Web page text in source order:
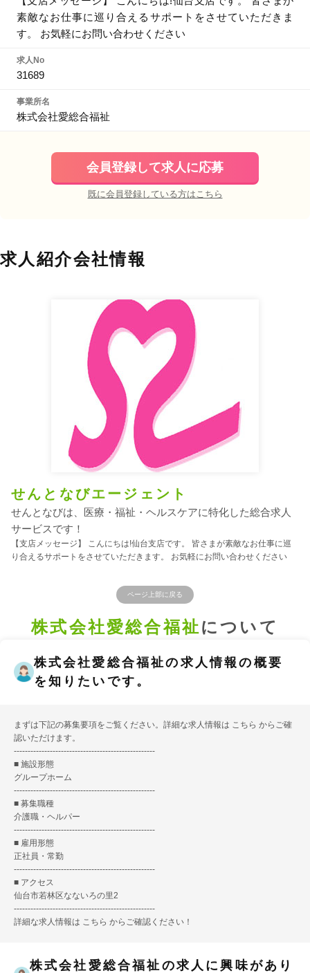
素敵なお仕事に巡り合えるサポートをさせていただきま
す。 お気軽にお問い合わせください
求人No
31689
事業所名
株式会社愛総合福祉
会員登録して求人に応募
既に会員登録している方はこちら
求人紹介会社情報
せんとなびエージェント
せんとなびは、医療・福祉・ヘルスケアに特化した総合求人
サービスです！
【支店メッセージ】 こんにちは!仙台支店です。 皆さまが素敵なお仕事に巡
り合えるサポートをさせていただきます。 お気軽にお問い合わせください
ページ上部に戻る
株式会社愛総合福祉について
株式会社愛総合福祉の求人情報の概要
を知りたいです。
まずは下記の募集要項をご覧ください。詳細な求人情報は こちら からご確
認いただけます。
---------------------------------------------------
■ 施設形態
グループホーム
---------------------------------------------------
■ 募集職種
介護職・ヘルパー
---------------------------------------------------
■ 雇用形態
正社員・常勤
---------------------------------------------------
■ アクセス
仙台市若林区なないろの里2
---------------------------------------------------
詳細な求人情報は こちら からご確認ください！
株式会社愛総合福祉の求人に興味があり